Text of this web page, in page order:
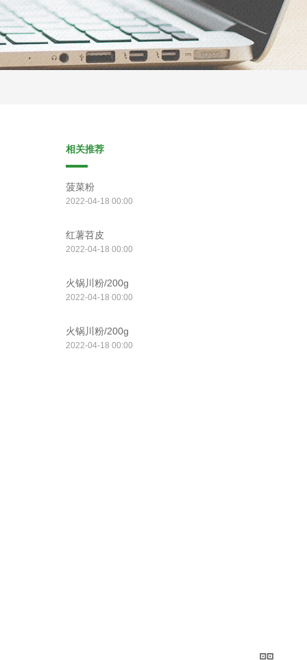
相关推荐
菠菜粉
2022-04-18 00:00
红薯苕皮
2022-04-18 00:00
火锅川粉/200g
2022-04-18 00:00
火锅川粉/200g
2022-04-18 00:00